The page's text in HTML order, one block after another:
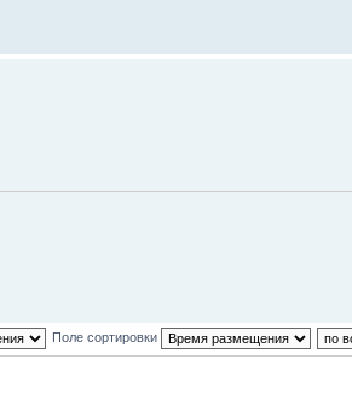
Поле сортировки